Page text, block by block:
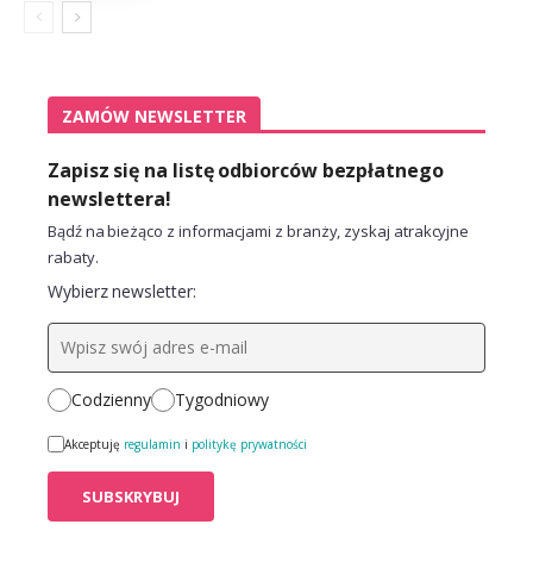
ZAMÓW NEWSLETTER
Zapisz się na listę odbiorców bezpłatnego
newslettera!
Bądź na bieżąco z informacjami z branży, zyskaj atrakcyjne
rabaty.
Wybierz newsletter:
Codzienny Tygodniowy
Akceptuję regulamin i politykę prywatności